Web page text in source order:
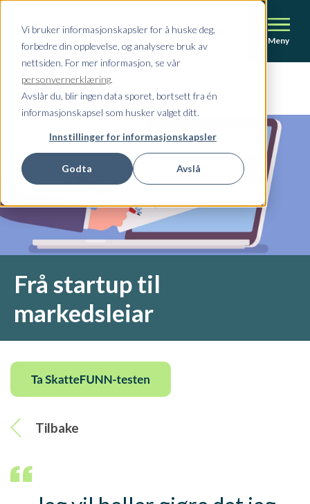
Vi bruker informasjonskapsler for å huske deg,
forbedre din opplevelse, og analysere bruk av
nettsiden. For mer informasjon, se vår
personvernerklæring.
Avslår du, blir ingen data sporet, bortsett fra én
informasjonskapsel som husker valget ditt.
Innstillinger for informasjonskapsler
Godta Avslå
Meny
Hjem/Kundehistorier /Frå startup til markedsleiar
Frå startup til
markedsleiar
Tilbake